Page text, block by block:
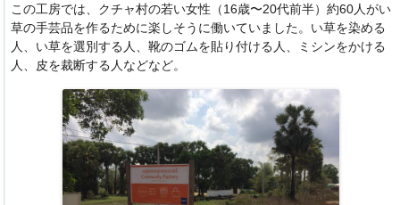
この工房では、クチャ村の若い女性（16歳〜20代前半）約60人がい
草の手芸品を作るために楽しそうに働いていました。い草を染める
人、い草を選別する人、靴のゴムを貼り付ける人、ミシンをかける
人、皮を裁断する人などなど。